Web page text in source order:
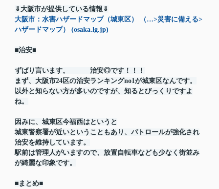
⇓大阪市が提供している情報⇓
大阪市：水害ハザードマップ（城東区） （…>災害に備える>
ハザードマップ） (osaka.lg.jp)
■治安■
ずばり言います。 治安◎です！！！
まず、大阪市24区の治安ランキングno1が城東区なんです。
以外と知らない方が多いのですが、知るとびっくりですよ
ね。
因みに、城東区今福西はというと
城東警察署が近いということもあり、パトロールが強化され
治安を維持しています。
駅前は管理人がいますので、放置自転車なども少なく街並み
が綺麗な印象です。
■まとめ■